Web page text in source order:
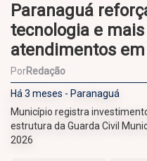
Paranaguá
tecnologia e mais
atendimentos
PorRedação
Há 3 meses - Paranaguá
Município registra
estrutura da Guarda Civil
2026